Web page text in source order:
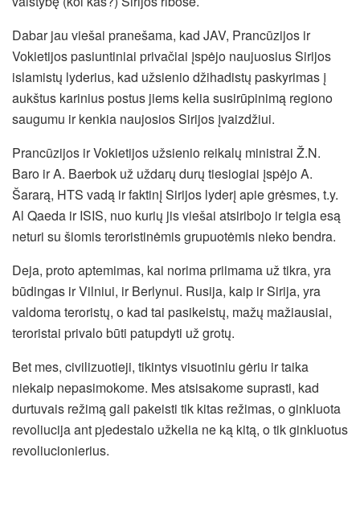
Dabar jau viešai pranešama, kad JAV, Prancūzijos ir
Vokietijos pasiuntiniai privačiai įspėjo naujuosius Sirijos
islamistų lyderius, kad užsienio džihadistų paskyrimas į
aukštus karinius postus jiems kelia susirūpinimą regiono
saugumu ir kenkia naujosios Sirijos įvaizdžiui.
Prancūzijos ir Vokietijos užsienio reikalų ministrai Ž.N.
Baro ir A. Baerbok už uždarų durų tiesiogiai įspėjo A.
Šararą, HTS vadą ir faktinį Sirijos lyderį apie grėsmes, t.y.
Al Qaeda ir ISIS, nuo kurių jis viešai atsiribojo ir teigia esą
neturi su šiomis teroristinėmis grupuotėmis nieko bendra.
Deja, proto aptemimas, kai norima priimama už tikra, yra
būdingas ir Vilniui, ir Berlynui. Rusija, kaip ir Sirija, yra
valdoma teroristų, o kad tai pasikeistų, mažų mažiausiai,
teroristai privalo būti patupdyti už grotų.
Bet mes, civilizuotieji, tikintys visuotiniu gėriu ir taika
niekaip nepasimokome. Mes atsisakome suprasti, kad
durtuvais režimą gali pakeisti tik kitas režimas, o ginkluota
revoliucija ant pjedestalo užkelia ne ką kitą, o tik ginkluotus
revoliucionierius.